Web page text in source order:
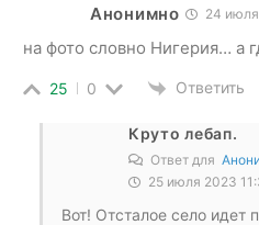
Анонимно 24
на фото словно Нигерия… а
25 0 Ответить
Круто лебап.
Ответ для
25 июля 2023
Вот! Отсталое село идет